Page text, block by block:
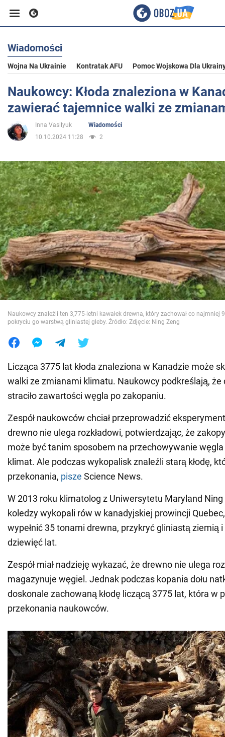
Biznes
Sport
Polityka
Społeczeństwo
Wojna na Ukrainie
Świat
Jedzenie
Wiadomości
Wojna Na Ukrainie Kontratak AFU Pomoc Wojskowa Dla
Naukowcy: Kłoda znaleziona w
zawierać tajemnice walki ze
Inna Vasilyuk
Wiadomości
10.10.2024 11:28
2
Naukowcy znaleźli ten 3,775-letni kawałek drewna, który zachował co najmniej
pokryciu go warstwą gliniastej gleby. Źródło: Zdjęcie: Ning Zeng
Licząca 3775 lat kłoda znaleziona w Kanadzie może
walki ze zmianami klimatu. Naukowcy podkreślają, że
straciło zawartości węgla po zakopaniu.
Zespół naukowców chciał przeprowadzić
drewno nie ulega rozkładowi, potwierdzając, że
może być tanim sposobem na przechowywanie
klimat. Ale podczas wykopalisk znaleźli starą kłodę,
przekonania, pisze Science News.
W 2013 roku klimatolog z Uniwersytetu Maryland Ning
koledzy wykopali rów w kanadyjskiej prowincji
wypełnić 35 tonami drewna, przykryć gliniastą ziemią
dziewięć lat.
Zespół miał nadzieję wykazać, że drewno nie ulega
magazynuje węgiel. Jednak podczas kopania dołu
doskonale zachowaną kłodę liczącą 3775 lat, która w
przekonania naukowców.